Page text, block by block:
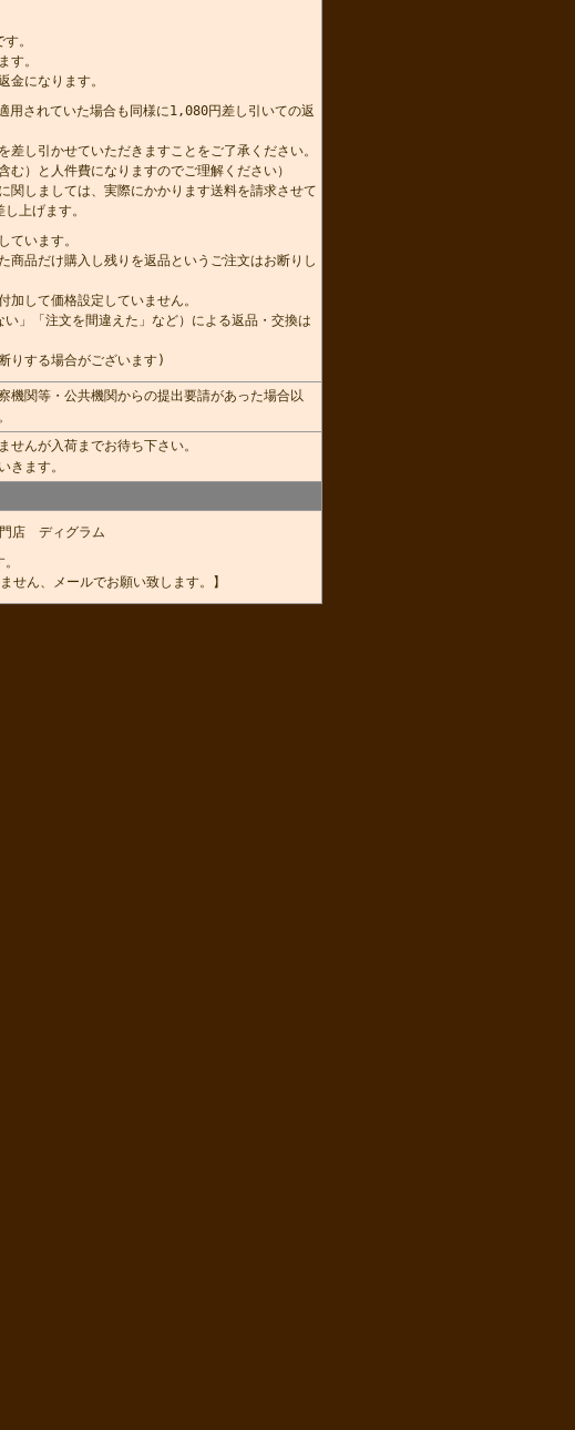
。
す。
金になります。
されていた場合も同様に1,080円差し引いての返
し引かせていただきますことをご了承ください。
む）と人件費になりますのでご理解ください）
しましては、実際にかかります送料を請求させて
上げます。
ています。
商品だけ購入し残りを返品というご注文はお断りし
して価格設定していません。
」「注文を間違えた」など）による返品・交換は
りする場合がございます)
機関等・公共機関からの提出要請があった場合以
んが入荷までお待ち下さい。
きます。
店 ディグラム
ん、メールでお願い致します。】